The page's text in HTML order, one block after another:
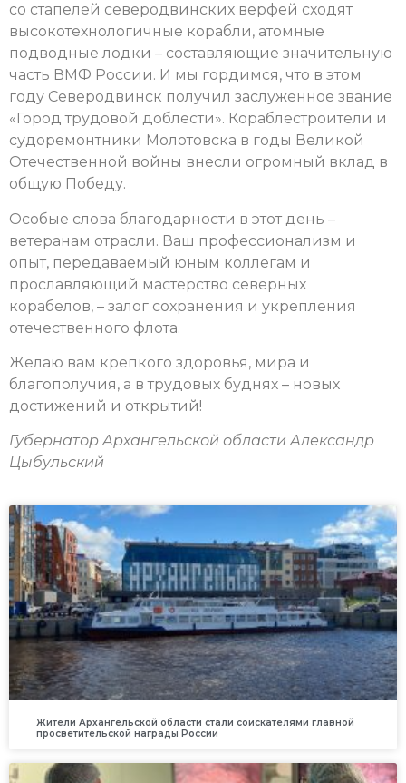
со стапелей северодвинских верфей сходят
высокотехнологичные корабли, атомные
подводные лодки – составляющие значительную
часть ВМФ России. И мы гордимся, что в этом
году Северодвинск получил заслуженное звание
«Город трудовой доблести». Кораблестроители и
судоремонтники Молотовска в годы Великой
Отечественной войны внесли огромный вклад в
общую Победу.
Особые слова благодарности в этот день –
ветеранам отрасли. Ваш профессионализм и
опыт, передаваемый юным коллегам и
прославляющий мастерство северных
корабелов, – залог сохранения и укрепления
отечественного флота.
Желаю вам крепкого здоровья, мира и
благополучия, а в трудовых буднях – новых
достижений и открытий!
Губернатор Архангельской области Александр
Цыбульский
Жители Архангельской области стали соискателями главной
просветительской награды России